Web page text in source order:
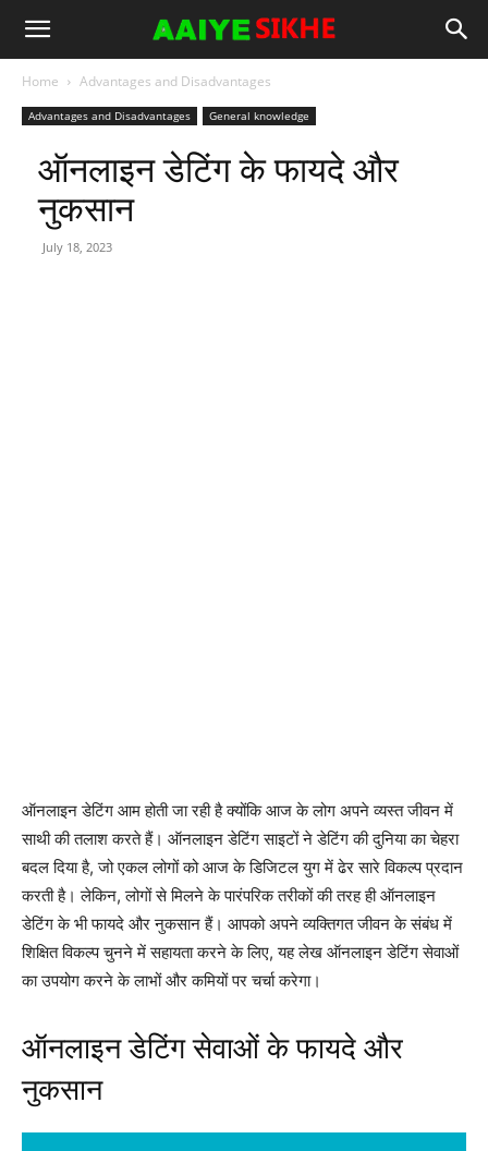
Home Advantages and Disadvantages
Advantages and Disadvantages General knowledge
ऑनलाइन डेटिंग के फायदे और
नुकसान
July 18, 2023
ऑनलाइन डेटिंग आम होती जा रही है क्योंकि आज के लोग अपने व्यस्त जीवन में
साथी की तलाश करते हैं। ऑनलाइन डेटिंग साइटों ने डेटिंग की दुनिया का चेहरा
बदल दिया है, जो एकल लोगों को आज के डिजिटल युग में ढेर सारे विकल्प प्रदान
करती है। लेकिन, लोगों से मिलने के पारंपरिक तरीकों की तरह ही ऑनलाइन
डेटिंग के भी फायदे और नुकसान हैं। आपको अपने व्यक्तिगत जीवन के संबंध में
शिक्षित विकल्प चुनने में सहायता करने के लिए, यह लेख ऑनलाइन डेटिंग सेवाओं
का उपयोग करने के लाभों और कमियों पर चर्चा करेगा।
ऑनलाइन डेटिंग सेवाओं के फायदे और
नुकसान